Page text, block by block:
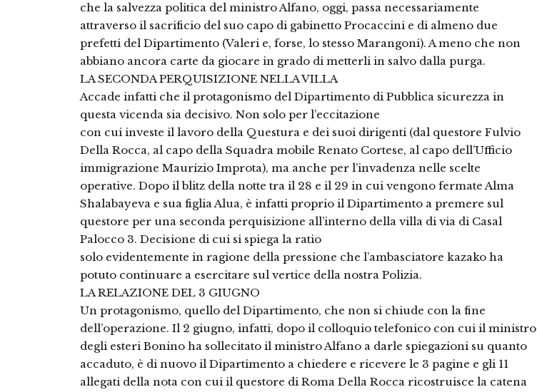
che la salvezza politica del ministro Alfano, oggi, passa necessariamente
attraverso il sacrificio del suo capo di gabinetto Procaccini e di almeno due
prefetti del Dipartimento (Valeri e, forse, lo stesso Marangoni). A meno che non
abbiano ancora carte da giocare in grado di metterli in salvo dalla purga.
LA SECONDA PERQUISIZIONE NELLA VILLA
Accade infatti che il protagonismo del Dipartimento di Pubblica sicurezza in
questa vicenda sia decisivo. Non solo per l’eccitazione
con cui investe il lavoro della Questura e dei suoi dirigenti (dal questore Fulvio
Della Rocca, al capo della Squadra mobile Renato Cortese, al capo dell’Ufficio
immigrazione Maurizio Improta), ma anche per l’invadenza nelle scelte
operative. Dopo il blitz della notte tra il 28 e il 29 in cui vengono fermate Alma
Shalabayeva e sua figlia Alua, è infatti proprio il Dipartimento a premere sul
questore per una seconda perquisizione all’interno della villa di via di Casal
Palocco 3. Decisione di cui si spiega la ratio
solo evidentemente in ragione della pressione che l’ambasciatore kazako ha
potuto continuare a esercitare sul vertice della nostra Polizia.
LA RELAZIONE DEL 3 GIUGNO
Un protagonismo, quello del Dipartimento, che non si chiude con la fine
dell’operazione. Il 2 giugno, infatti, dopo il colloquio telefonico con cui il ministro
degli esteri Bonino ha sollecitato il ministro Alfano a darle spiegazioni su quanto
accaduto, è di nuovo il Dipartimento a chiedere e ricevere le 3 pagine e gli 11
allegati della nota con cui il questore di Roma Della Rocca ricostruisce la catena